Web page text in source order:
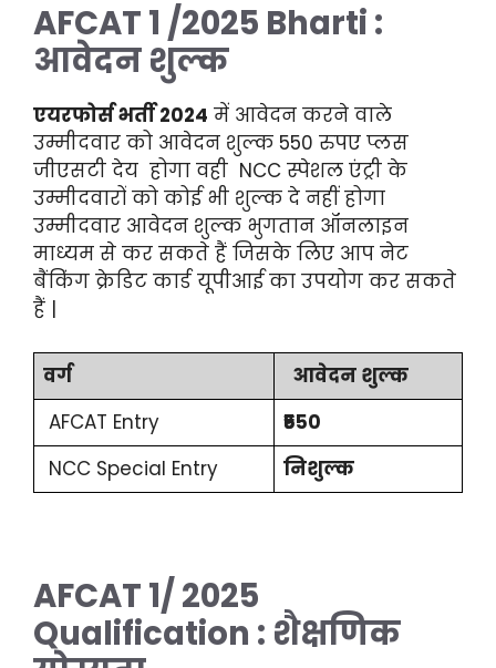
AFCAT 1 /2025 Bharti :
आवेदन शुल्क
एयरफोर्स भर्ती 2024 में आवेदन करने वाले
उम्मीदवार को आवेदन शुल्क 550 रुपए प्लस
जीएसटी देय होगा वही NCC स्पेशल एंट्री के
उम्मीदवारों को कोई भी शुल्क दे नहीं होगा
उम्मीदवार आवेदन शुल्क भुगतान ऑनलाइन
माध्यम से कर सकते हैं जिसके लिए आप नेट
बैंकिंग क्रेडिट कार्ड यूपीआई का उपयोग कर सकते
हैं |
वर्ग
आवेदन शुल्क
AFCAT Entry
₹550
NCC Special Entry
निशुल्क
AFCAT 1/ 2025
Qualification : शैक्षणिक